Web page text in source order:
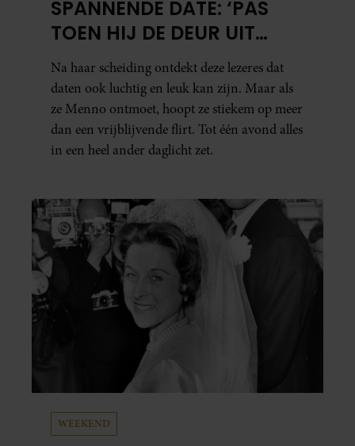
SPANNENDE DATE: ‘PAS
TOEN HIJ DE DEUR UIT
WAS, BESEFTE IK WAT ER
ECHT WAS GEBEURD’
Na haar scheiding ontdekt deze lezeres dat
daten ook luchtig en leuk kan zijn. Maar als
ze Menno ontmoet, hoopt ze stiekem op meer
dan een vrijblijvende flirt. Tot één avond alles
in een heel ander daglicht zet.
WEEKEND